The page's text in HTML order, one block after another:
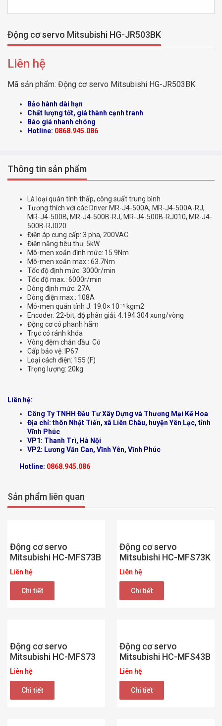
Động cơ servo Mitsubishi HG-JR503BK
Liên hệ
Mã sản phẩm: Động cơ servo Mitsubishi HG-JR503BK
Bảo hành dài hạn
Chất lượng tốt, giá thành cạnh tranh
Báo giá nhanh chóng
Hotline: 0868.945.086
Thông tin sản phẩm
Là loại quán tính thấp, công suất trung bình
Tương thích với các Driver MR-J4-500A, MR-J4-500A-RJ,
MR-J4-500B, MR-J4-500B-RJ, MR-J4-500B-RJ010, MR-J4-
500B-RJ020
Điện áp cung cấp: 3 pha, 200VAC
Điện năng tiêu thụ: 5kW
Mô-men xoắn định mức: 15.9Nm
Mô-men xoắn max.: 63.7Nm
Tốc độ định mức: 3000r/min
Tốc độ max.: 6000r/min
Dòng định mức: 27A
Dòng điện max.: 108A
Mô-men quán tính J: 19.0× 10ˉ⁴ kgm2
Encoder: 22-bit, độ phân giải: 4.194.304 xung/vòng
Động cơ có phanh hãm
Trục có ránh khóa
Vòng đệm chắn dầu: Có
Cấp bảo vệ: IP67
Loại cách điện: 155 (F)
Trọng lượng: 20kg
Liên hệ:
Công Ty TNHH Đầu Tư Xây Dựng và Thương Mại Kế Hoa
Địa chỉ: thôn Nhật Tiến, xã Liên Châu, huyện Yên Lạc, tỉnh
Vĩnh Phúc
VP1: Thanh Trì, Hà Nội
VP2: Lương Văn Can, Vĩnh Yên, Vĩnh Phúc
Hotline: 0868.945.086
Sản phẩm liên quan
Động cơ servo
Mitsubishi HC-MFS73B
Liên hệ
Chi tiết
Động cơ servo
Mitsubishi HC-MFS73K
Liên hệ
Chi tiết
Động cơ servo
Mitsubishi HC-MFS73
Liên hệ
Chi tiết
Động cơ servo
Mitsubishi HC-MFS43B
Liên hệ
Chi tiết